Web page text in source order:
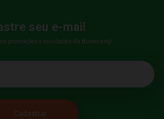
seu e-mail
promoções e novidades da Bumerang!